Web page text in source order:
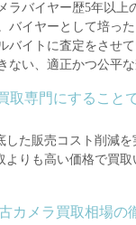
ラバイヤー歴5年以上
バイヤーとして培っ
バイトに査定をさせ
ない、適正かつ公平な
取専門にすること
した販売コスト削減を
よりも高い価格で買取
カメラ買取相場の